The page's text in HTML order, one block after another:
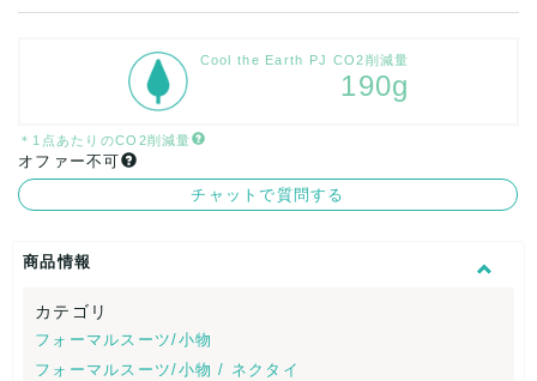
Cool the Earth PJ CO2削減量
190g
＊1点あたりのCO2削減量
オファー不可
チャットで質問する
商品情報
カテゴリ
フォーマルスーツ/小物
フォーマルスーツ/小物 / ネクタイ